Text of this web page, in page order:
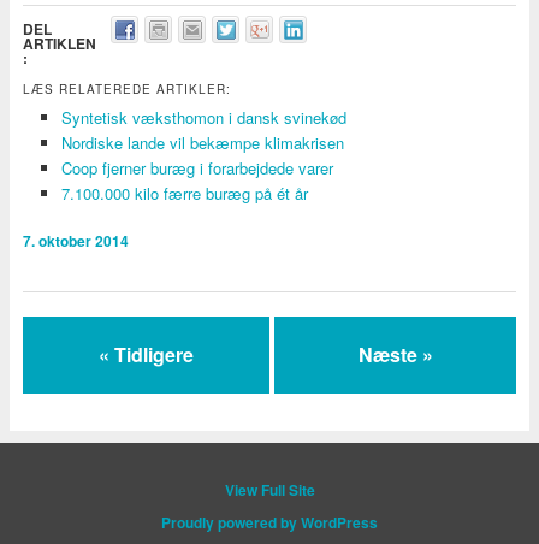
DEL
ARTIKLEN
:
LÆS RELATEREDE ARTIKLER:
Syntetisk væksthomon i dansk svinekød
Nordiske lande vil bekæmpe klimakrisen
Coop fjerner buræg i forarbejdede varer
7.100.000 kilo færre buræg på ét år
7. oktober 2014
« Tidligere Næste »
View Full Site
Proudly powered by WordPress